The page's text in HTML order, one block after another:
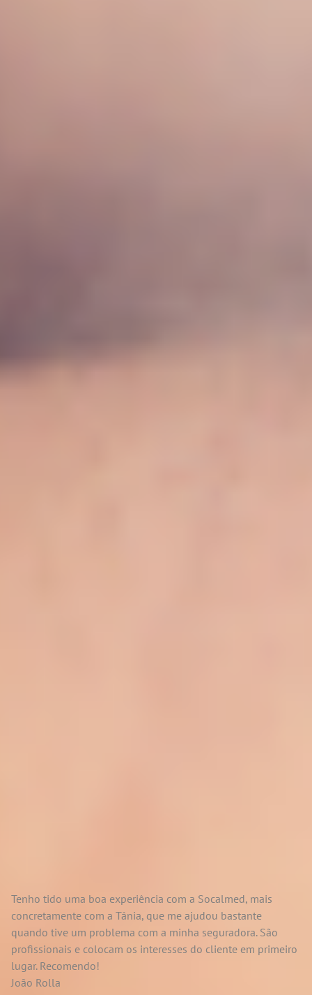
Tenho tido uma boa experiência com a Socalmed, mais
concretamente com a Tânia, que me ajudou bastante
quando tive um problema com a minha seguradora. São
profissionais e colocam os interesses do cliente em primeiro
lugar. Recomendo!
João Rolla